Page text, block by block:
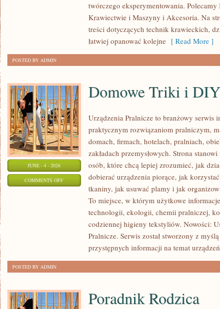
twórczego eksperymentowania.
Krawiectwie i Maszyny i Akcesoria. Na
treści dotyczących technik krawieckich,
łatwiej opanować kolejne [ Read More ]
POSTED BY ADMIN
JUNE - 4 - 2026
COMMENTS OFFON
Domowe Triki i DIY
Urządzenia Pralnicze to branżowy serwis
praktycznym rozwiązaniom pralniczym,
domach, firmach, hotelach, pralniach,
zakładach przemysłowych. Strona
osób, które chcą lepiej zrozumieć, jak
dobierać urządzenia piorące, jak
tkaniny, jak usuwać plamy i jak
To miejsce, w którym użytkowe
technologii, ekologii, chemii pralniczej,
codziennej higieny tekstyliów. Nowości:
Pralnicze. Serwis został stworzony z
przystępnych informacji na temat
POSTED BY ADMIN
Poradnik Rodzica